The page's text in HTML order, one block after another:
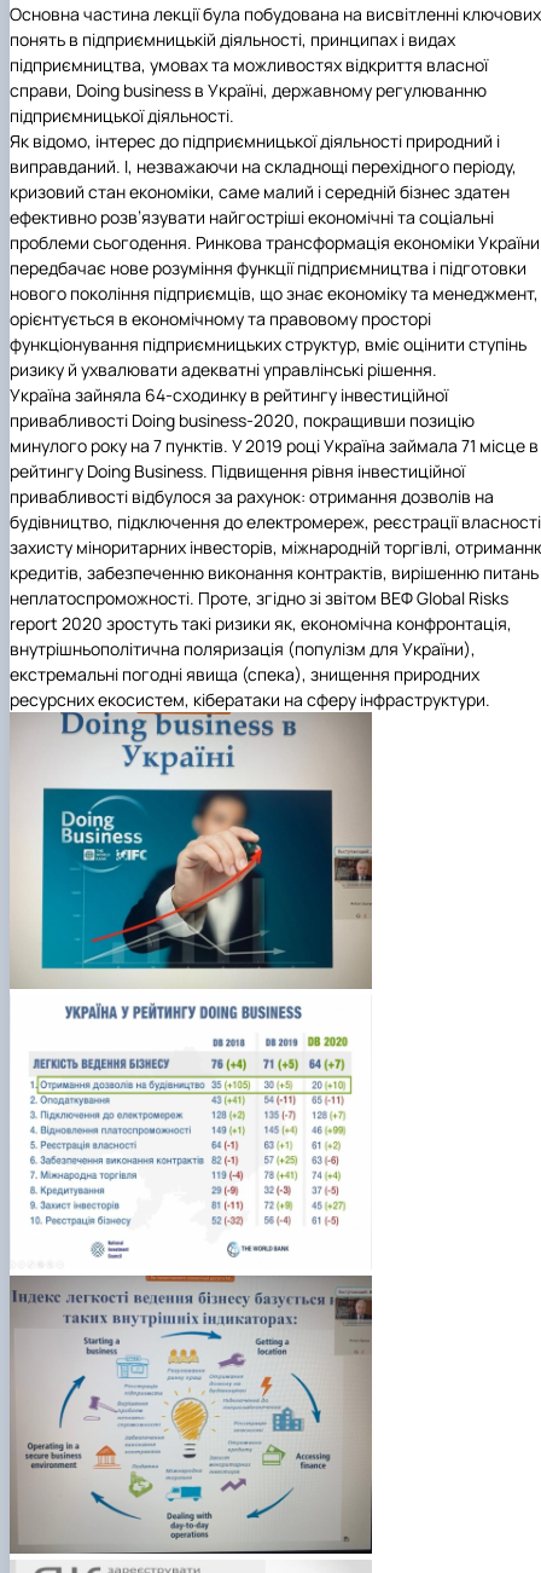
Основна частина лекції була побудована на висвітленні ключових
понять в підприємницькій діяльності, принципах і видах
підприємництва, умовах та можливостях відкриття власної
справи, Doing business в Україні, державному регулюванню
підприємницької діяльності.
Як відомо, інтерес до підприємницької діяльності природний і
виправданий. І, незважаючи на складнощі перехідного періоду,
кризовий стан економіки, саме малий і середній бізнес здатен
ефективно розв’язувати найгостріші економічні та соціальні
проблеми сьогодення. Ринкова трансформація економіки України
передбачає нове розуміння функції підприємництва і підготовки
нового покоління підприємців, що знає економіку та менеджмент,
орієнтується в економічному та правовому просторі
функціонування підприємницьких структур, вміє оцінити ступінь
ризику й ухвалювати адекватні управлінські рішення.
Україна зайняла 64-сходинку в рейтингу інвестиційної
привабливості Doing business-2020, покращивши позицію
минулого року на 7 пунктів. У 2019 році Україна займала 71 місце в
рейтингу Doing Business. Підвищення рівня інвестиційної
привабливості відбулося за рахунок: отримання дозволів на
будівництво, підключення до електромереж, реєстрації
захисту міноритарних інвесторів, міжнародній торгівлі,
кредитів, забезпеченню виконання контрактів, вирішенню питань
неплатоспроможності. Проте, згідно зі звітом ВЕФ Global Risks
report 2020 зростуть такі ризики як, економічна конфронтація,
внутрішньополітична поляризація (популізм для України),
екстремальні погодні явища (спека), знищення природних
ресурсних екосистем, кібератаки на сферу інфраструктури.